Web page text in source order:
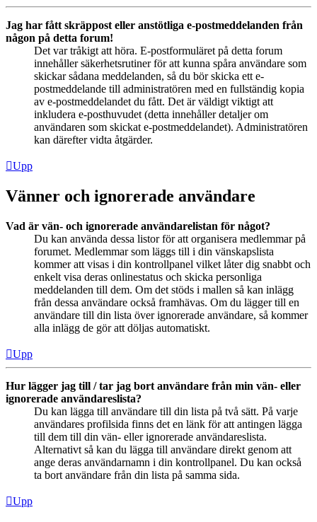
Jag har fått skräppost eller anstötliga e-postmeddelanden från
någon på detta forum!
Det var tråkigt att höra. E-postformuläret på detta forum
innehåller säkerhetsrutiner för att kunna spåra användare som
skickar sådana meddelanden, så du bör skicka ett e-
postmeddelande till administratören med en fullständig kopia
av e-postmeddelandet du fått. Det är väldigt viktigt att
inkludera e-posthuvudet (detta innehåller detaljer om
användaren som skickat e-postmeddelandet). Administratören
kan därefter vidta åtgärder.
Upp
Vänner och ignorerade användare
Vad är vän- och ignorerade användarelistan för något?
Du kan använda dessa listor för att organisera medlemmar på
forumet. Medlemmar som läggs till i din vänskapslista
kommer att visas i din kontrollpanel vilket låter dig snabbt och
enkelt visa deras onlinestatus och skicka personliga
meddelanden till dem. Om det stöds i mallen så kan inlägg
från dessa användare också framhävas. Om du lägger till en
användare till din lista över ignorerade användare, så kommer
alla inlägg de gör att döljas automatiskt.
Upp
Hur lägger jag till / tar jag bort användare från min vän- eller
ignorerade användareslista?
Du kan lägga till användare till din lista på två sätt. På varje
användares profilsida finns det en länk för att antingen lägga
till dem till din vän- eller ignorerade användareslista.
Alternativt så kan du lägga till användare direkt genom att
ange deras användarnamn i din kontrollpanel. Du kan också
ta bort användare från din lista på samma sida.
Upp